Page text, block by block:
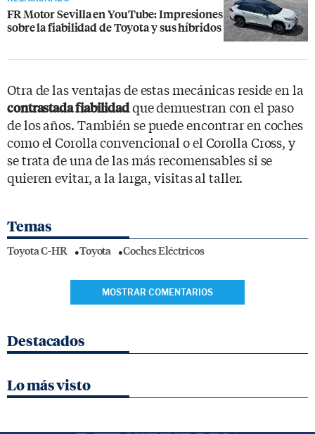
FR Motor Sevilla en YouTube: Impresiones
sobre la fiabilidad de Toyota y sus híbridos
Otra de las ventajas de estas mecánicas reside en la
contrastada fiabilidadque demuestran con el paso
de los años. También se puede encontrar en coches
como el Corolla convencional o el Corolla Cross, y
se trata de una de las más recomensables si se
quieren evitar, a la larga, visitas al taller.
Temas
Toyota C-HR Toyota Coches Eléctricos
MOSTRAR COMENTARIOS
Destacados
Lo más visto